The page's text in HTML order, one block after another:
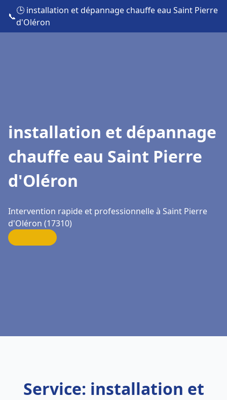
📞
🕒 installation et dépannage chauffe eau Saint Pierre
d'Oléron
installation et dépannage
chauffe eau Saint Pierre
d'Oléron
Intervention rapide et professionnelle à Saint Pierre
d'Oléron (17310)
Service: installation et